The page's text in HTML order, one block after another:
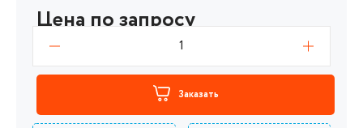
Цена по запросу
1
Заказать